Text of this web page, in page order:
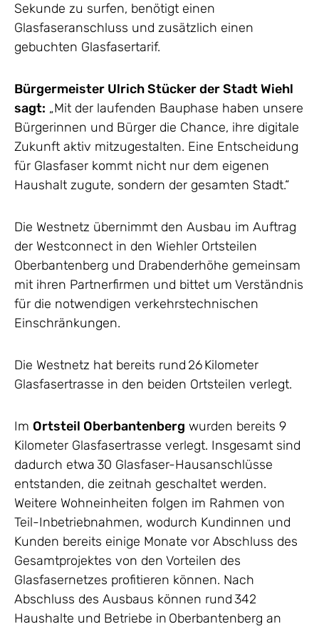
Sekunde zu surfen, benötigt einen
Glasfaseranschluss und zusätzlich einen
gebuchten Glasfasertarif.
Bürgermeister Ulrich Stücker der Stadt Wiehl
sagt: „Mit der laufenden Bauphase haben unsere
Bürgerinnen und Bürger die Chance, ihre digitale
Zukunft aktiv mitzugestalten. Eine Entscheidung
für Glasfaser kommt nicht nur dem eigenen
Haushalt zugute, sondern der gesamten Stadt.“
Die Westnetz übernimmt den Ausbau im Auftrag
der Westconnect in den Wiehler Ortsteilen
Oberbantenberg und Drabenderhöhe gemeinsam
mit ihren Partnerfirmen und bittet um Verständnis
für die notwendigen verkehrstechnischen
Einschränkungen.
Die Westnetz hat bereits rund 26 Kilometer
Glasfasertrasse in den beiden Ortsteilen verlegt.
Im Ortsteil Oberbantenberg wurden bereits 9
Kilometer Glasfasertrasse verlegt. Insgesamt sind
dadurch etwa 30 Glasfaser-Hausanschlüsse
entstanden, die zeitnah geschaltet werden.
Weitere Wohneinheiten folgen im Rahmen von
Teil-Inbetriebnahmen, wodurch Kundinnen und
Kunden bereits einige Monate vor Abschluss des
Gesamtprojektes von den Vorteilen des
Glasfasernetzes profitieren können. Nach
Abschluss des Ausbaus können rund 342
Haushalte und Betriebe in Oberbantenberg an